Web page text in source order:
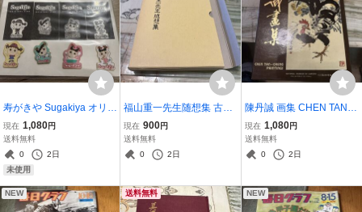
寿がきや Sugakiya オリジ
ナルピンズ セット スーち
ゃん ピンバッジ
現在 1,080円
送料無料
0
2日
未使用
福山重一先生随想集 古書
和本
現在 900円
送料無料
0
2日
陳丹誠 画集 CHEN TAN-C
HENG PAINTINGS 国立歴
史博物館
現在 1,080円
送料無料
0
2日
NEW 送料無料 NEW